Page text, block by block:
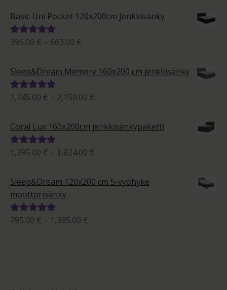
5.00
/ 5
-
2,080.00 €
Basic Uni Pocket 120x200cm Jenkkisänky
Arvostelu
5.00
/ 5
395.00 € – 663.00 €
663.00 €
Sleep&Dream Memory 160x200 cm jenkkisänky
Arvostelu
1,245.00 € – 2,150.00 €
Coral Lux 160x200cm jenkkisänkypaketti
Arvostelu
1,395.00 € – 1,824.00 €
-
1,824.00 €
Sleep&Dream 120x200 cm 5-vyöhyke
moottorisänky
Arvostelu
795.00 € – 1,395.00 €